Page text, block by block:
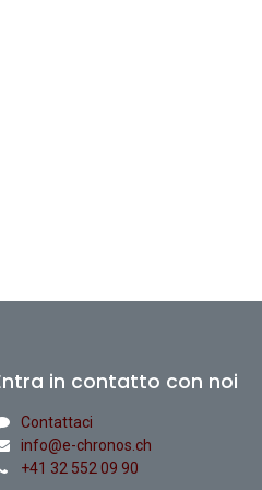
in contatto con noi
Contattaci
info@e-chronos.ch
+41 32 552 09 90